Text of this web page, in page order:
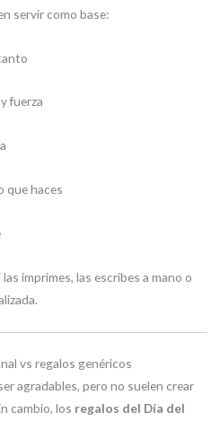
servir como base:
fuerza
que haces
imprimes, las escribes a mano o
vs regalos genéricos
agradables, pero no suelen crear
cambio, los regalos del Día del